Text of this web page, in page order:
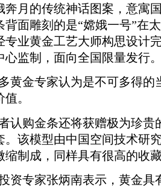
奔月的传统神话图案，意寓
背面雕刻的是“嫦娥一号”在
专业黄金工艺大师构思设计
心监制，面向全国限量发行
黄金专家认为是不可多得的
。
认购金条还将获赠极为珍贵
。该模型由中国空间技术研
缩制成，同样具有很高的收
资专家张炳南表示，黄金具